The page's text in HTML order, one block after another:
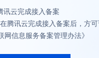
讯云完成接入备案
腾讯云完成接入备案后，方
信息服务备案管理办法》